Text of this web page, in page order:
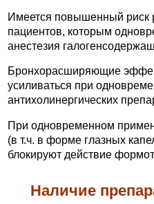
Имеется повышенный риск
пациентов, которым
анестезия
Бронхорасширяющие
усиливаться при
антихолинергических
При одновременном
(в т.ч. в форме глазных
блокируют действие
Наличие